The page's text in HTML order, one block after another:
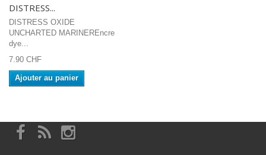
DISTRESS...
DISTRESS OXIDE
UNCHARTED MARINEREncre
dye...
7.90 CHF
Ajouter au panier